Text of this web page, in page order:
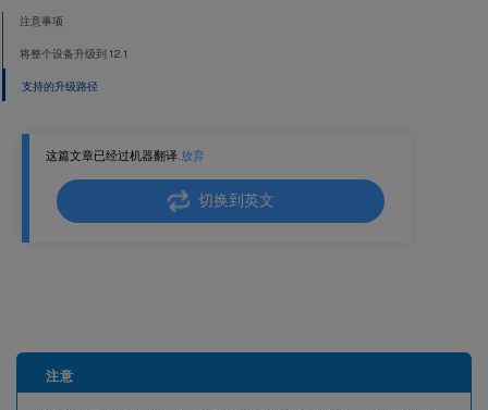
这篇文章已经过机器翻译.放弃
切换到英文
注意
注意事项
将整个设备升级到 12.1
支持的升级路径